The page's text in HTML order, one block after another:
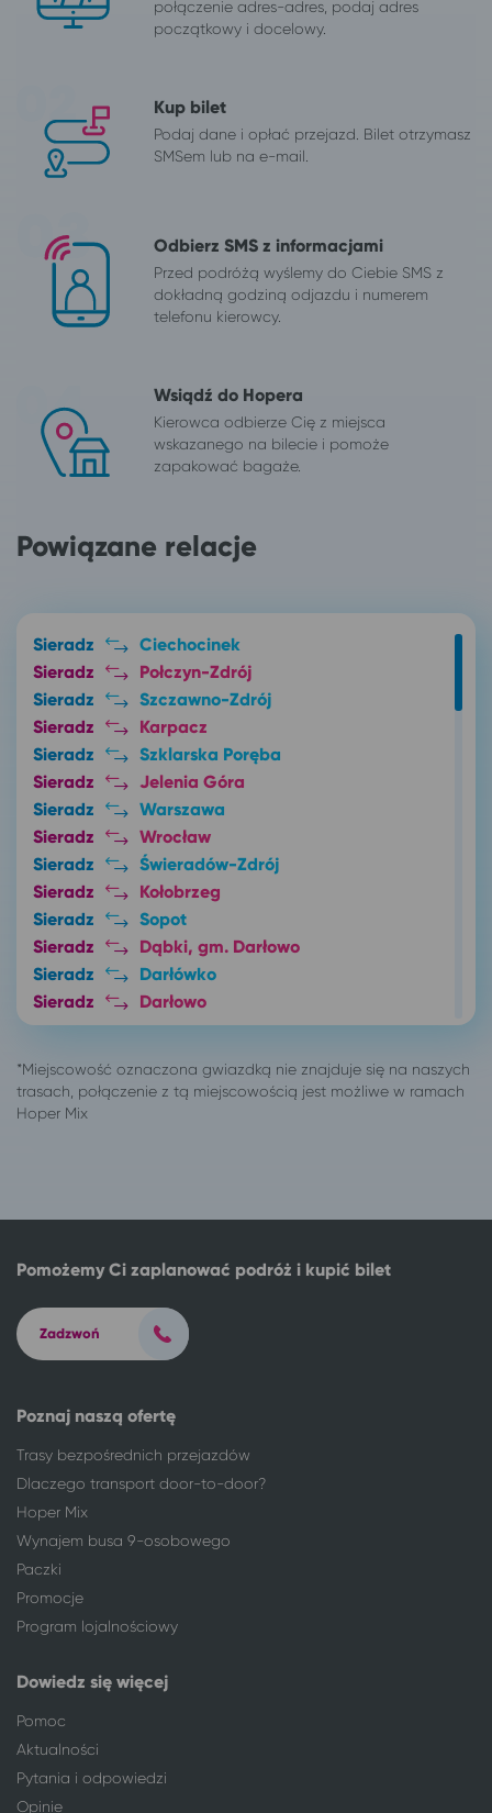
połączenie adres-adres, podaj adres
początkowy i docelowy.
Kup bilet
Podaj dane i opłać przejazd. Bilet otrzymasz
SMSem lub na e-mail.
Odbierz SMS z informacjami
Przed podróżą wyślemy do Ciebie SMS z
dokładną godziną odjazdu i numerem
telefonu kierowcy.
Wsiądź do Hopera
Kierowca odbierze Cię z miejsca
wskazanego na bilecie i pomoże
zapakować bagaże.
Powiązane relacje
Sieradz
Ciechocinek
Sieradz
Połczyn-Zdrój
Sieradz
Szczawno-Zdrój
Sieradz
Karpacz
Sieradz
Szklarska Poręba
Sieradz
Jelenia Góra
Sieradz
Warszawa
Sieradz
Wrocław
Sieradz
Świeradów-Zdrój
Sieradz
Kołobrzeg
Sieradz
Sopot
Sieradz
Dąbki, gm. Darłowo
Sieradz
Darłówko
Sieradz
Darłowo
Sieradz
Jarosławiec, gm. Postomino
Sieradz
Łódź
Sieradz
Białystok
Gdańsk
Ełk
Gdańsk
Gdańsk
Busko-Zdrój
Gdańsk
Nowinka
Gdańsk
Wieniec Zdrój
Gdańsk
Zator
Gdańsk
Lądek-Zdrój
Gdańsk
Duszniki-Zdrój
Gdańsk
Gdańsk
Stary Licheń
Gdańsk
Gdańsk
Gdańsk
Mikołajki
Jastrzębia Góra
Kalisz
Karwia
Katowice
Gdańsk
Kielce
Poznaj naszą ofertę
Trasy bezpośrednich przejazdów
Dlaczego transport door-to-door?
Hoper Mix
Wynajem busa 9-osobowego
Paczki
Promocje
Program lojalnościowy
Dowiedz się więcej
Pomoc
Aktualności
Pytania i odpowiedzi
Opinie
Pomożemy Ci zaplanować podróż i kupić bilet
Zadzwoń